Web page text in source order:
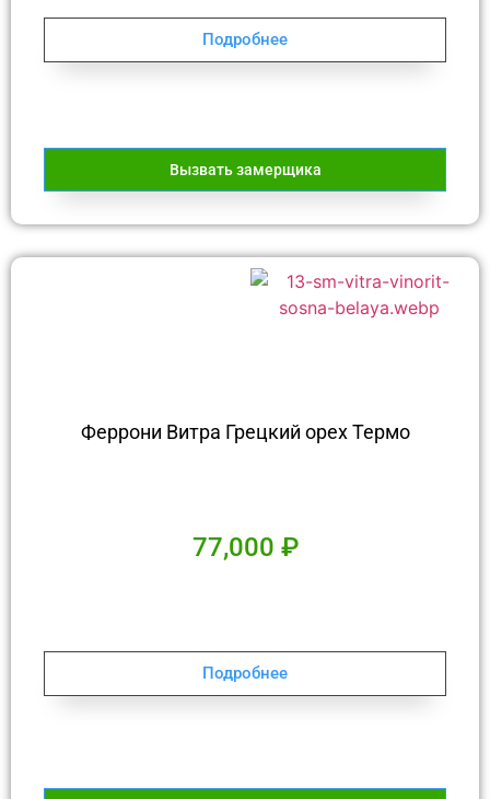
Подробнее
Вызвать замерщика
Феррони Витра Грецкий орех Термо
77,000 ₽
Подробнее